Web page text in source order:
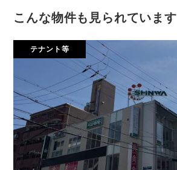
こんな物件も見られています
テナント等